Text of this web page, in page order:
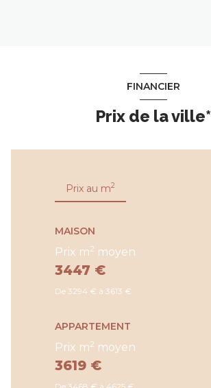
FINANCIER
Prix de la ville*
Prix au m2
MAISON
Prix m2 moyen
3447 €
De 3294 € à 3613 €
APPARTEMENT
Prix m2 moyen
3619 €